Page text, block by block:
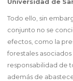
Todo ello, sin
conjunto no se
efectos, como la
forestales
responsabilidad de
además de